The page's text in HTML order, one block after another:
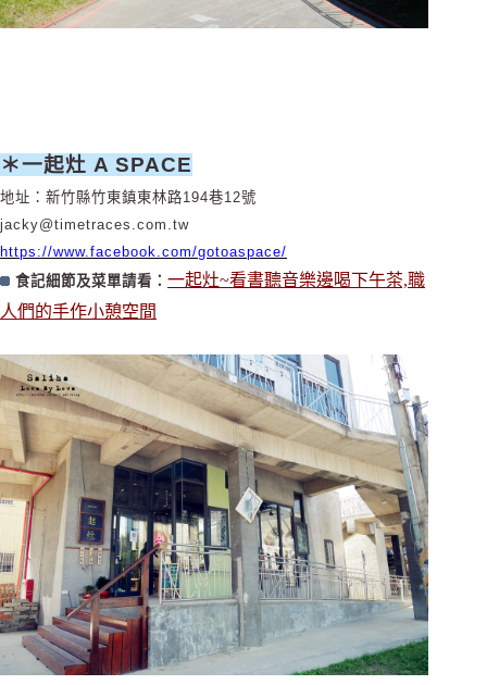
＊一起灶 A SPACE
地址：新竹縣竹東鎮東林路194巷12號
jacky@timetraces.com.tw
https://www.facebook.com/gotoaspace/
食記細節及菜單請看： 一起灶~看書聽音樂邊喝下午茶,職
人們的手作小憩空間